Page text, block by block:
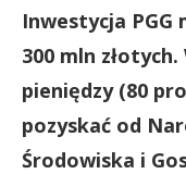
Inwestycja PGG
300 mln
pieniędzy (80
pozyskać od
Środowiska i